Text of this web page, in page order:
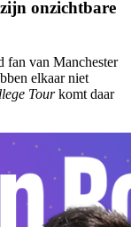
onzichtbare
fan van Manchester
elkaar niet
Tourkomt daar